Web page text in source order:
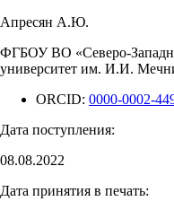
Апресян А.Ю.
ФГБОУ ВО «Северо-
университет им. И.И.
ORCID: 0000-0002-
Дата поступления:
08.08.2022
Дата принятия в печать: